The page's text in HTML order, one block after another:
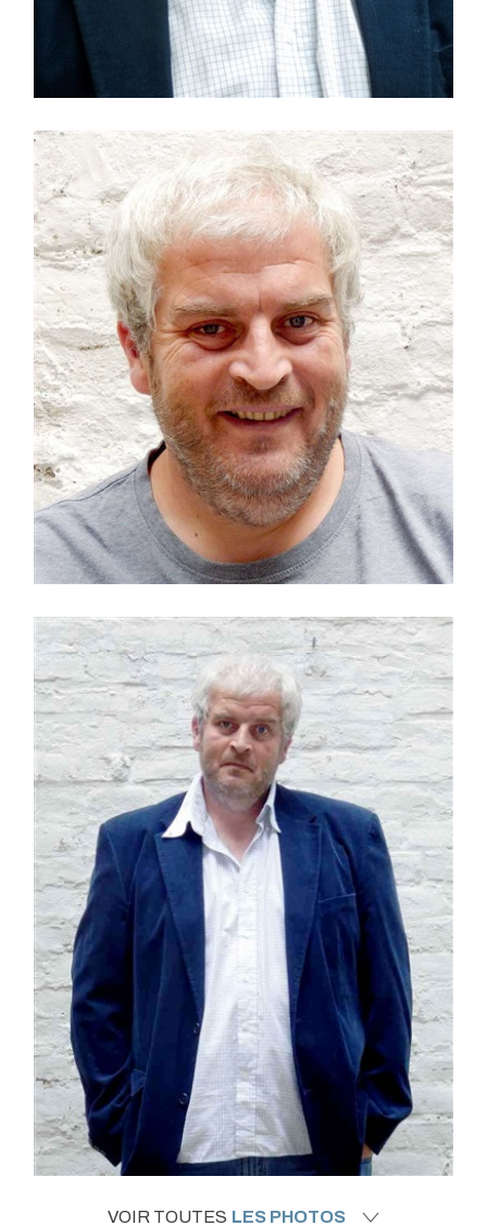
VOIR TOUTES LES PHOTOS